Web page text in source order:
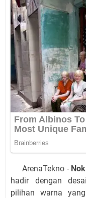
ArenaTekno -
hadir dengan
pilihan warna